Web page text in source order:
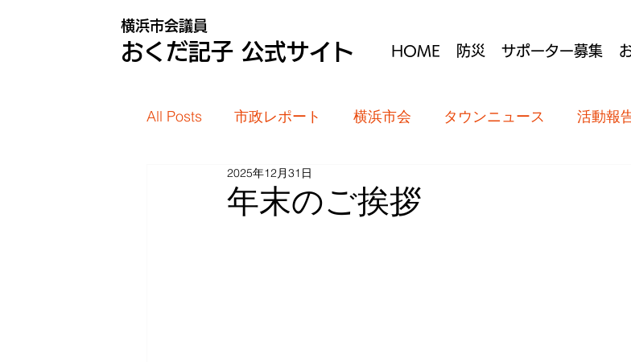
横浜市会議員
おくだ記子 公式サイト HOME 防災 サポーター募集
All Posts 市政レポート 横浜市会 タウンニュース 活動報
年末のご挨拶
2025年12月31日